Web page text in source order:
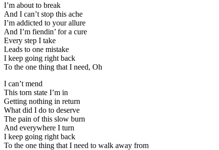
I’m about to break
And I can’t stop this ache
I’m addicted to your allure
And I’m fiendin’ for a cure
Every step I take
Leads to one mistake
I keep going right back
To the one thing that I need, Oh
I can’t mend
This torn state I’m in
Getting nothing in return
What did I do to deserve
The pain of this slow burn
And everywhere I turn
I keep going right back
To the one thing that I need to walk away from